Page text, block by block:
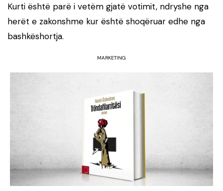
Kurti është parë i vetëm gjatë votimit, ndryshe nga
herët e zakonshme kur është shoqëruar edhe nga
bashkëshortja.
MARKETING